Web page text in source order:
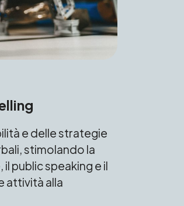
e delle strategie
stimolando la
public speaking e il
attività alla